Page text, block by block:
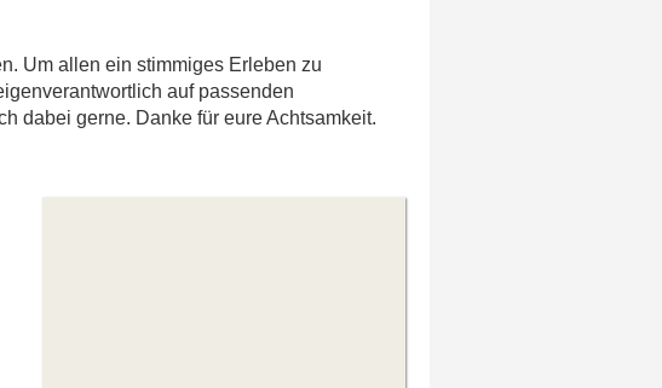
Um allen ein stimmiges Erleben zu
auf passenden
dabei gerne. Danke für eure Achtsamkeit.